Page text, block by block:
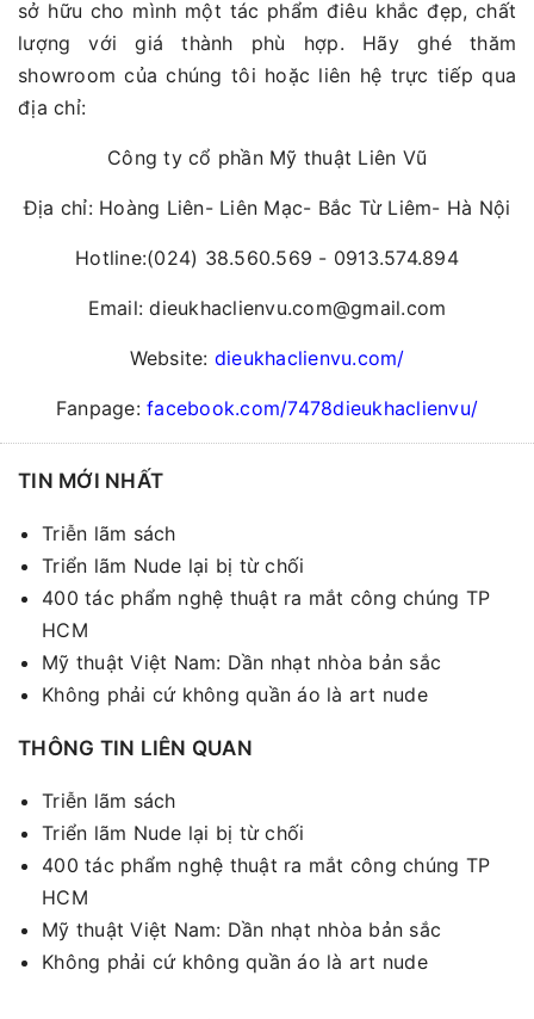
sở hữu cho mình một tác phẩm điêu khắc đẹp, chất
lượng với giá thành phù hợp. Hãy ghé thăm
showroom của chúng tôi hoặc liên hệ trực tiếp qua
địa chỉ:
Công ty cổ phần Mỹ thuật Liên Vũ
Địa chỉ: Hoàng Liên- Liên Mạc- Bắc Từ Liêm- Hà Nội
Hotline:(024) 38.560.569 - 0913.574.894
Email: dieukhaclienvu.com@gmail.com
Website: dieukhaclienvu.com/
Fanpage:facebook.com/7478dieukhaclienvu/
TIN MỚI NHẤT
Triễn lãm sách
Triển lãm Nude lại bị từ chối
400 tác phẩm nghệ thuật ra mắt công chúng TP
HCM
Mỹ thuật Việt Nam: Dần nhạt nhòa bản sắc
Không phải cứ không quần áo là art nude
THÔNG TIN LIÊN QUAN
Triễn lãm sách
Triển lãm Nude lại bị từ chối
400 tác phẩm nghệ thuật ra mắt công chúng TP
HCM
Mỹ thuật Việt Nam: Dần nhạt nhòa bản sắc
Không phải cứ không quần áo là art nude